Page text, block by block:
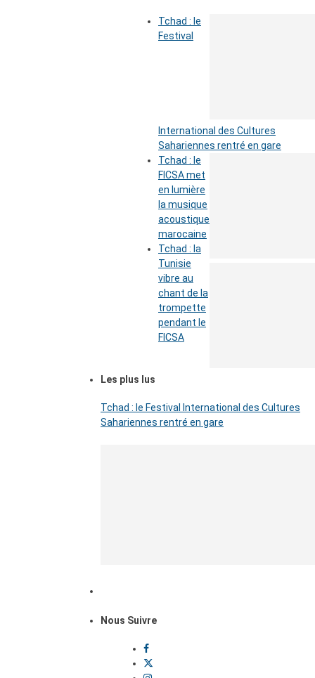
Tchad : le
Festival
International des Cultures
Sahariennes rentré en gare
Tchad : le
FICSA met
en lumière
la musique
acoustique
marocaine
Tchad : la
Tunisie
vibre au
chant de la
trompette
pendant le
FICSA
Les plus lus
Tchad : le Festival International des Cultures
Sahariennes rentré en gare
Nous Suivre